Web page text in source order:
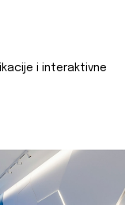
i interaktivne